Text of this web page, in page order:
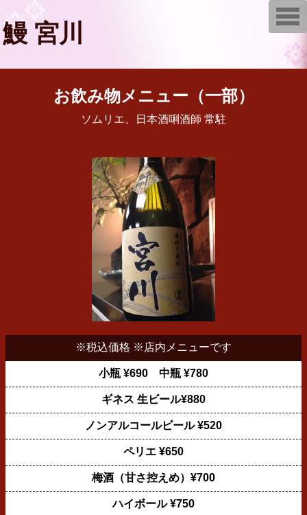
鰻 宮川
お飲み物メニュー（一部）
ソムリエ、日本酒唎酒師 常駐
※税込価格 ※店内メニューです
小瓶 ¥690 中瓶 ¥780
ギネス 生ビール¥880
ノンアルコールビール ¥520
ペリエ ¥650
梅酒（甘さ控えめ）¥700
ハイボール ¥750
T
o
g
g
l
e